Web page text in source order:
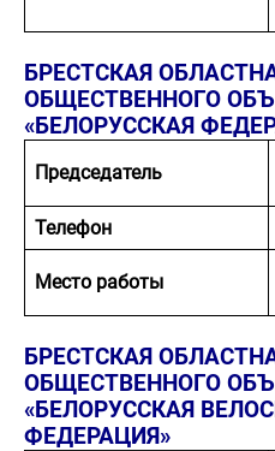
БРЕСТСКАЯ
ОБЩЕСТВЕННОГО
«БЕЛОРУССКАЯ
Председатель
Телефон
Место работы
БРЕСТСКАЯ
ОБЩЕСТВЕННОГО
«БЕЛОРУССКАЯ
ФЕДЕРАЦИЯ»